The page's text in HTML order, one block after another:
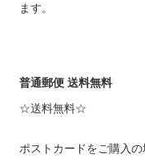
ます。
普通郵便 送料無料
☆送料無料☆
ポストカードをご購入の